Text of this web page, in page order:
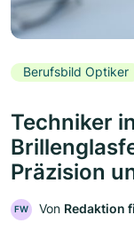
Berufsbild Optiker
Techniker
Präzision
FW Von Redaktion